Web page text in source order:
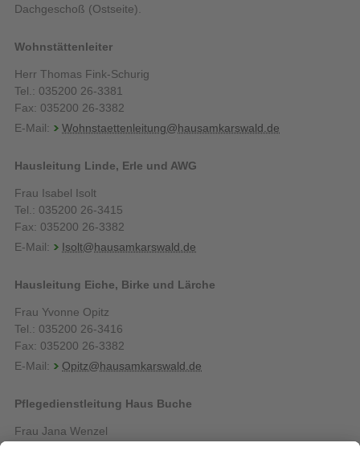
Dachgeschoß (Ostseite).
Wohnstättenleiter
Herr Thomas Fink-Schurig
Tel.: 035200 26-3381
Fax: 035200 26-3382
E-Mail:
Wohnstaettenleitung@hausamkarswald.de
Hausleitung Linde, Erle und AWG
Frau Isabel Isolt
Tel.: 035200 26-3415
Fax: 035200 26-3382
E-Mail:
Isolt@hausamkarswald.de
Hausleitung Eiche, Birke und Lärche
Frau Yvonne Opitz
Tel.: 035200 26-3416
Fax: 035200 26-3382
E-Mail:
Opitz@hausamkarswald.de
Pflegedienstleitung Haus Buche
Frau Jana Wenzel